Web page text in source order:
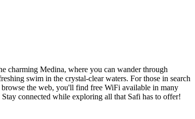
charming Medina, where you can wander through
swim in the crystal-clear waters. For those in search
the web, you'll find free WiFi available in many
connected while exploring all that Safi has to offer!